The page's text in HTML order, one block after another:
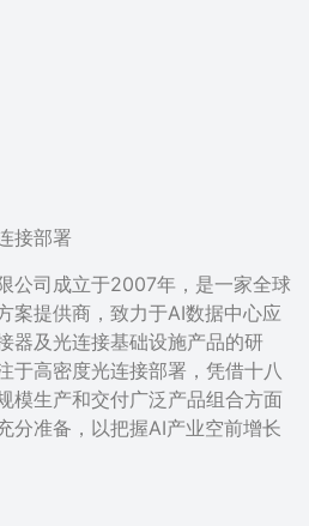
接部署
公司成立于2007年，是一家全球
案提供商，致力于AI数据中心应
器及光连接基础设施产品的研
于高密度光连接部署，凭借十八
模生产和交付广泛产品组合方面
分准备，以把握AI产业空前增长